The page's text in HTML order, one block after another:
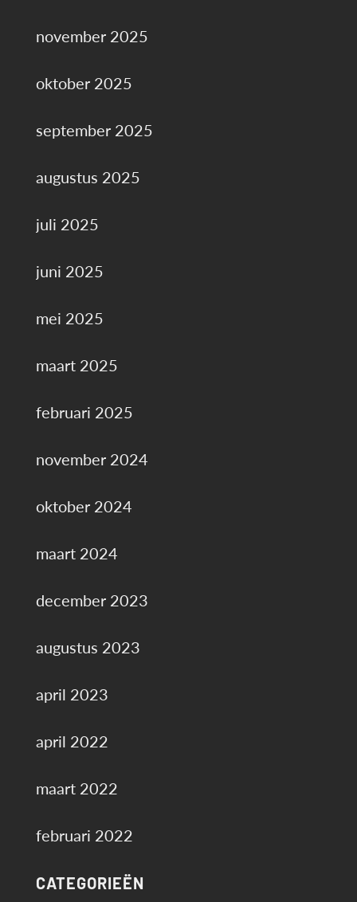
november 2025
oktober 2025
september 2025
augustus 2025
juli 2025
juni 2025
mei 2025
maart 2025
februari 2025
november 2024
oktober 2024
maart 2024
december 2023
augustus 2023
april 2023
april 2022
maart 2022
februari 2022
CATEGORIEËN